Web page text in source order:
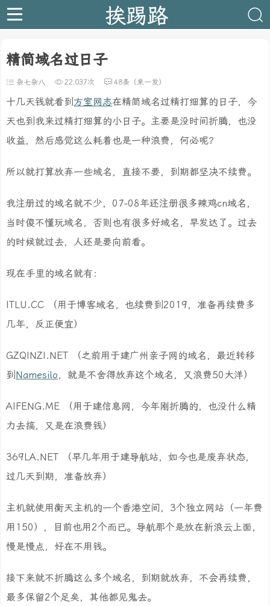
挨踢路
精简域名过日子
杂七杂八 22,037次 48条（来一发）
十几天钱就看到 方室网志在精简域名过精打细算的日子，今
天也到我来过精打细算的小日子。主要是没时间折腾，也没
收益，然后感觉这么耗着也是一种浪费，何必呢？
所以就打算放弃一些域名，直接不要，到期都坚决不续费。
我注册过的域名就不少，07-08年还注册很多辣鸡cn域名，
当时傻不懂玩域名，否则也有很多好域名，早发达了。过去
的时候就过去，人还是要向前看。
现在手里的域名就有：
ITLU.CC （用于博客域名，也续费到2019，准备再续费多
几年，反正便宜）
GZQINZI.NET （之前用于建广州亲子网的域名，最近转移
到 Namesilo，就是不舍得放弃这个域名，又浪费50大洋）
AIFENG.ME （用于建信息网，今年刚折腾的，也没什么精
力去搞，又是在浪费钱）
369LA.NET （早几年用于建导航站，如今也是废弃状态，
过几天到期，准备放弃）
主机就使用衡天主机的一个香港空间，3个独立网站（一年费
用150），目前也用2个而已。导航那个是放在新浪云上面，
慢是慢点，好在不用钱。
接下来就不折腾这么多个域名，到期就放弃，不会再续费，
最多保留2个足矣，其他都见鬼去。